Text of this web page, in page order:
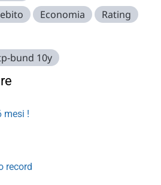
Economia
Rating
bund 10y
mesi !
record